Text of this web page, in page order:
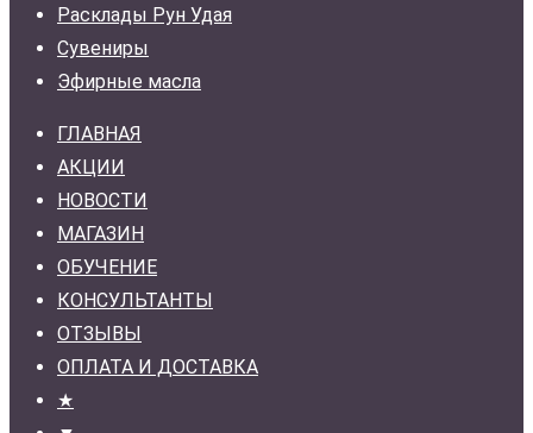
Расклады Рун Удая
Сувениры
Эфирные масла
ГЛАВНАЯ
АКЦИИ
НОВОСТИ
МАГАЗИН
ОБУЧЕНИЕ
КОНСУЛЬТАНТЫ
ОТЗЫВЫ
ОПЛАТА И ДОСТАВКА
★